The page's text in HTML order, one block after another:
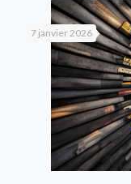
7 janvier 2026